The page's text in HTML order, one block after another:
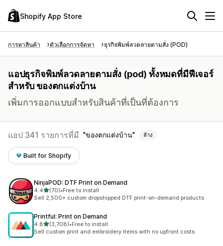
Shopify App Store
การหาสินค้า ตัวเลือกการจัดหา ธุรกิจพิมพ์ลวดลายตามสั่ง (POD)
แอปธุรกิจพิมพ์ลวดลายตามสั่ง (pod) ทั้งหมดที่มีฟีเจอร์
สำหรับ ของตกแต่งบ้าน
เพิ่มการออกแบบสำหรับสินค้าที่เป็นที่ต้องการ
แอป 341 รายการที่มี ของตกแต่งบ้าน ล้าง
Built for Shopify
NinjaPOD: DTF Print on Demand
4.4เต็ม 5 ดาว
(70)
ทั้งหมด 70 รีวิว
•Free to install
Sell 2,500+ custom dropshipped DTF print-on-demand products
Printful: Print on Demand
4.8เต็ม 5 ดาว
(3,708)
ทั้งหมด 3708 รีวิว
•Free to install
Sell custom print and embroidery items with no upfront costs